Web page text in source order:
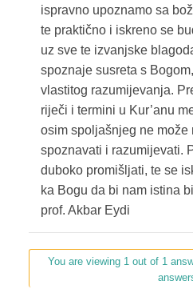
ispravno upoznamo sa
te praktično i iskreno se
uz sve te izvanjske
spoznaje susreta s
vlastitog razumijevanja.
riječi i termini u Kur’anu
osim spoljašnjeg ne može
spoznavati i razumijevati.
duboko promišljati, te se
ka Bogu da bi nam istina
prof. Akbar Eydi
You are viewing 1 out of 1